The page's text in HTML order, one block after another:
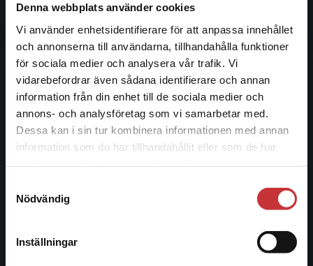
Denna webbplats använder cookies
Vi använder enhetsidentifierare för att anpassa innehållet
och annonserna till användarna, tillhandahålla funktioner
för sociala medier och analysera vår trafik. Vi
vidarebefordrar även sådana identifierare och annan
information från din enhet till de sociala medier och
annons- och analysföretag som vi samarbetar med.
Dessa kan i sin tur kombinera informationen med annan
information som du har tillhandahållit eller som de har
Nödvändig
Inställningar
Begränsad fraktregion
Det verkar som att du besöker
studentlitteratur.se via en enhet utanför Sverige.
Vi erbjuder inte leveranser utanför Sverige. För
att kunna slutföra ett köp måste
längs hela kunskapsresan.
Kontakta oss
Kontakta oss
046-31 20 00
Postadress:
Box 141
221 00 Lund
Besöksadress: